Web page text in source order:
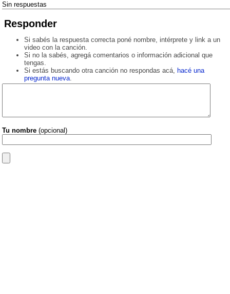
Sin respuestas
Responder
Si sabés la respuesta correcta poné nombre, intérprete y link a un
video con la canción.
Si no la sabés, agregá comentarios o información adicional que
tengas.
Si estás buscando otra canción no respondas acá, hacé una
pregunta nueva.
Tu nombre (opcional)